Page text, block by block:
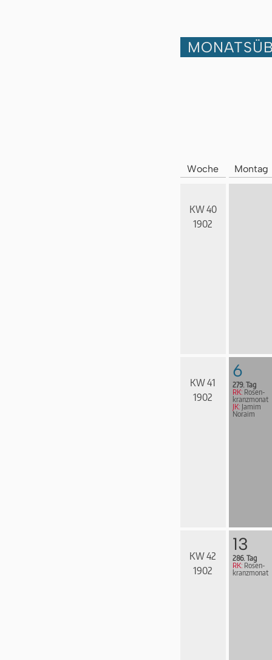
Woche Montag
KW 40
1902
KW 41
1902
6
279. Tag
RK: Rosen­
kranz­mo­nat
JK: Jamim
Noraim
KW 42
1902
13
286. Tag
RK: Rosen­
kranz­mo­nat